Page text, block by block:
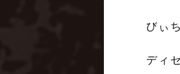
びぃち
ディセ